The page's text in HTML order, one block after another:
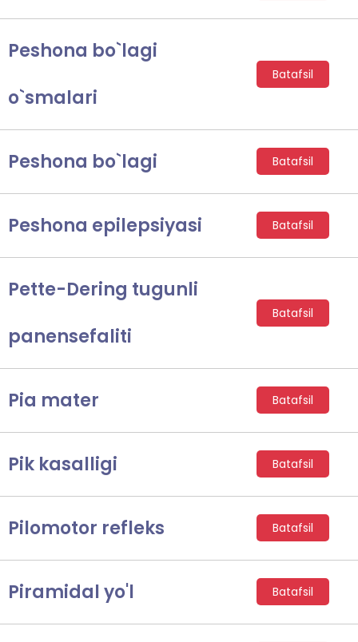
Peshona bo`lagi
o`smalari
Batafsil
Peshona bo`lagi Batafsil
Peshona epilepsiyasi Batafsil
Pette-Dering tugunli
panensefaliti
Batafsil
Pia mater Batafsil
Pik kasalligi Batafsil
Pilomotor refleks Batafsil
Piramidal yo'l Batafsil